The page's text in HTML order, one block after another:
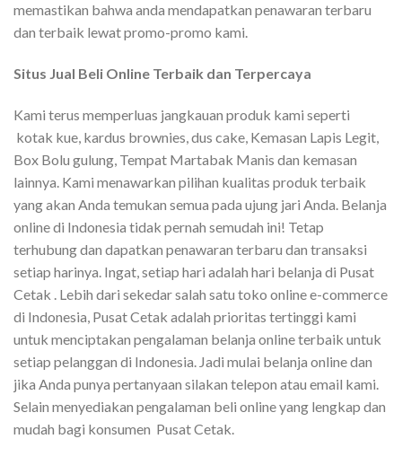
memastikan bahwa anda mendapatkan penawaran terbaru
dan terbaik lewat promo-promo kami.
Situs Jual Beli Online Terbaik dan Terpercaya
Kami terus memperluas jangkauan produk kami seperti
kotak kue, kardus brownies, dus cake, Kemasan Lapis Legit,
Box Bolu gulung, Tempat Martabak Manis dan kemasan
lainnya. Kami menawarkan pilihan kualitas produk terbaik
yang akan Anda temukan semua pada ujung jari Anda. Belanja
online di Indonesia tidak pernah semudah ini! Tetap
terhubung dan dapatkan penawaran terbaru dan transaksi
setiap harinya. Ingat, setiap hari adalah hari belanja di Pusat
Cetak . Lebih dari sekedar salah satu toko online e-commerce
di Indonesia, Pusat Cetak adalah prioritas tertinggi kami
untuk menciptakan pengalaman belanja online terbaik untuk
setiap pelanggan di Indonesia. Jadi mulai belanja online dan
jika Anda punya pertanyaan silakan telepon atau email kami.
Selain menyediakan pengalaman beli online yang lengkap dan
mudah bagi konsumen Pusat Cetak.